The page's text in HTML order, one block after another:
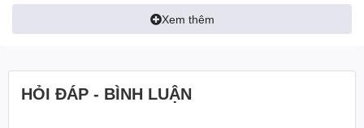
Chổi Trụ Xiaomi Mi Robot Vacuum Mop / 2 Pro / 2 / 2 Ultra
cũng là một trong những bộ phận thường tiếp xúc và ma
cần thay chổi quét này khi cần thiết.
Xem thêm
HỎI ĐÁP - BÌNH LUẬN